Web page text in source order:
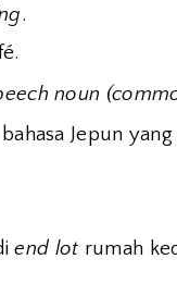
.
noun
Jepun
end lot rumah